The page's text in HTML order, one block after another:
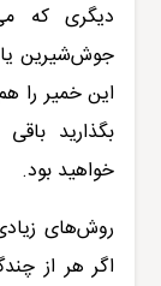
دیگری که
جوش‌شیرین
این خمیر را
بگذارید
خواهید بود.
روش‌های
اگر هر از